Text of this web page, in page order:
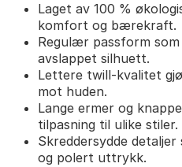
Laget av 100 %
komfort og bærekraft.
Regulær passform som
avslappet silhuett.
Lettere twill-kvalitet
mot huden.
Lange ermer og
tilpasning til ulike stiler.
Skreddersydde
og polert uttrykk.